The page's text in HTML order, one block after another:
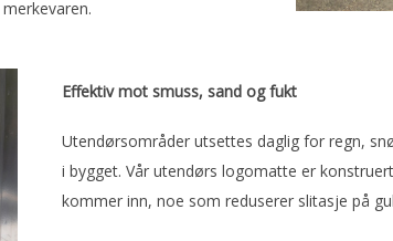
Effektiv mot smuss, sand og fukt
Utendørsområder utsettes daglig for regn,
i bygget. Vår utendørs logomatte er
kommer inn, noe som reduserer slitasje på